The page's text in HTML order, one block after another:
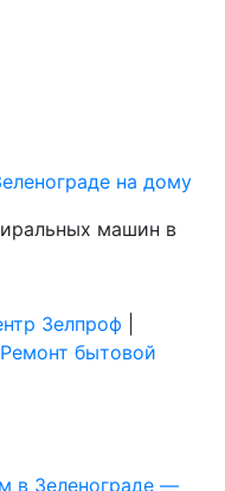
на дому
машин в
Зелпроф
Ремонт бытовой
в Зеленограде —